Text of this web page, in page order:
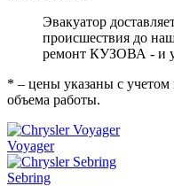
Эвакуатор
происшествия до
ремонт КУЗОВА - и
* – цены указаны с
объема работы.
Voyager
Sebring